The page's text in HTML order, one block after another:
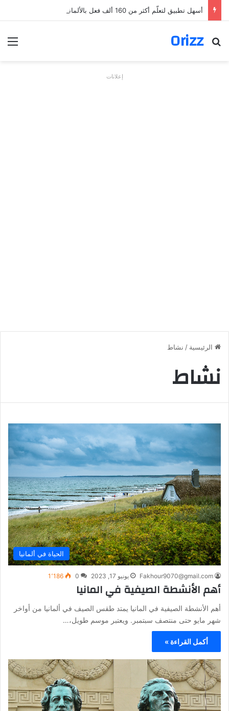
أسهل تطبيق لتعلّم أكثر من 160 ألف فعل بالألمانية
Orizz
بحث عن
إعلانات
الرئيسية / نشاط
نشاط
الحياة في ألمانيا
Fakhour9070@gmail.com يونيو 17, 2023 0 1٬186
أهم الأنشطة الصيفية في المانيا
أهم الأنشطة الصيفية في المانيا يمتد طقس الصيف في ألمانيا من أواخر
شهر مايو حتى منتصف سبتمبر. ويعتبر موسم طويل،…
أكمل القراءة »